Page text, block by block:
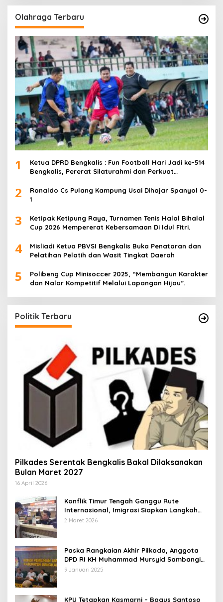
Olahraga Terbaru
1
Ketua DPRD Bengkalis : Fun Football Hari Jadi ke-514
Bengkalis, Pererat Silaturahmi dan Perkuat
2
Ronaldo Cs Pulang Kampung Usai Dihajar Spanyol 0-
1
3
Ketipak Ketipung Raya, Turnamen Tenis Halal Bihalal
Cup 2026 Mempererat Kebersamaan Di Idul Fitri.
4
Misliadi Ketua PBVSI Bengkalis Buka Penataran dan
Pelatihan Pelatih dan Wasit Tingkat Daerah
5
Polibeng Cup Minisoccer 2025, “Membangun Karakter
dan Nalar Kompetitif Melalui Lapangan Hijau”.
Politik Terbaru
Pilkades Serentak Bengkalis Bakal Dilaksanakan
Bulan Maret 2027
16 April 2026
Konflik Timur Tengah Ganggu Rute
Internasional, Imigrasi Siapkan Langkah
Antisipatif
2 Maret 2026
Paska Rangkaian Akhir Pilkada, Anggota
DPD RI KH Muhammad Mursyid Sambangi
KPU Bengkalis
9 Januari 2025
KPU Tetapkan Kasmarni – Bagus Santoso